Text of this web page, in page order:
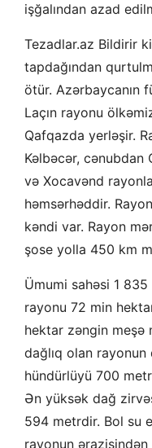
işğalından azad
Tezadlar.az Bildirir
tapdağından
ötür. Azərbaycanın
Laçın rayonu
Qafqazda yerləşir.
Kəlbəcər, cənubdan
və Xocavənd
həmsərhəddir.
kəndi var. Rayon
şose yolla 450 km
Ümumi sahəsi 1
rayonu 72 min
hektar zəngin meşə
dağlıq olan
hündürlüyü 700
Ən yüksək dağ
594 metrdir. Bol su
rayonun